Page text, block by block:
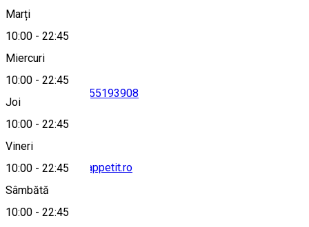
Marți
10:00 - 22:45
Miercuri
10:00 - 22:45
Joi
10:00 - 22:45
Vineri
10:00 - 22:45
Sâmbătă
10:00 - 22:45
Hartă
0755193908
office@pizzabonappetit.ro